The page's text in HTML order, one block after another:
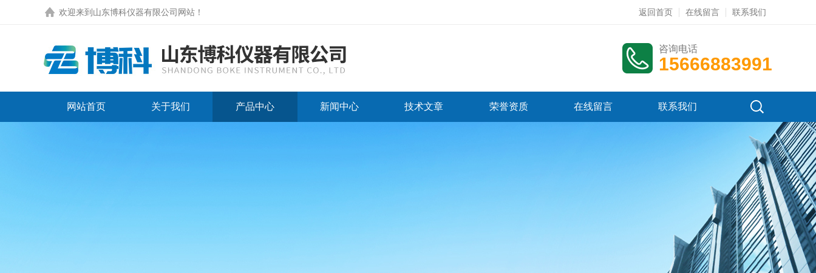
欢迎来到 山东博科仪器有限公司网站 ！ 返回首页 在线留言 联系我们
咨询电话
15666883991
网站首页 关于我们 产品中心 新闻中心 技术文章 荣誉资质 在线留言 联系我们